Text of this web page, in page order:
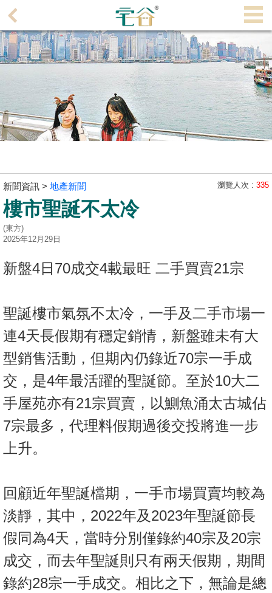
理
主
頁
搵
樓/
成
交
業
主
放
盤
谷
地
產
博
客
地
產
新
聞
據
公
佈
置
業
手
新聞資訊 > 地產新聞 瀏覽人次 : 335
樓市聖誕不太冷
(東方)
2025年12月29日
新盤4日70成交4載最旺 二手買賣21宗
聖誕樓市氣氛不太冷，一手及二手市場一
連4天長假期有穩定銷情，新盤雖未有大
型銷售活動，但期內仍錄近70宗一手成
交，是4年最活躍的聖誕節。至於10大二
手屋苑亦有21宗買賣，以鰂魚涌太古城佔
7宗最多，代理料假期過後交投將進一步
上升。
回顧近年聖誕檔期，一手市場買賣均較為
淡靜，其中，2022年及2023年聖誕節長
假同為4天，當時分別僅錄約40宗及20宗
成交，而去年聖誕則只有兩天假期，期間
錄約28宗一手成交。相比之下，無論是總